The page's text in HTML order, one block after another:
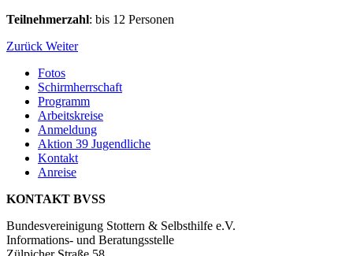
Teilnehmerzahl: bis 12 Personen
Zurück Weiter
Fotos
Schirmherrschaft
Programm
Arbeitskreise
Anmeldung
Aktion 39 Jugendliche
Kontakt
Anreise
KONTAKT BVSS
Bundesvereinigung Stottern & Selbsthilfe e.V.
Informations- und Beratungsstelle